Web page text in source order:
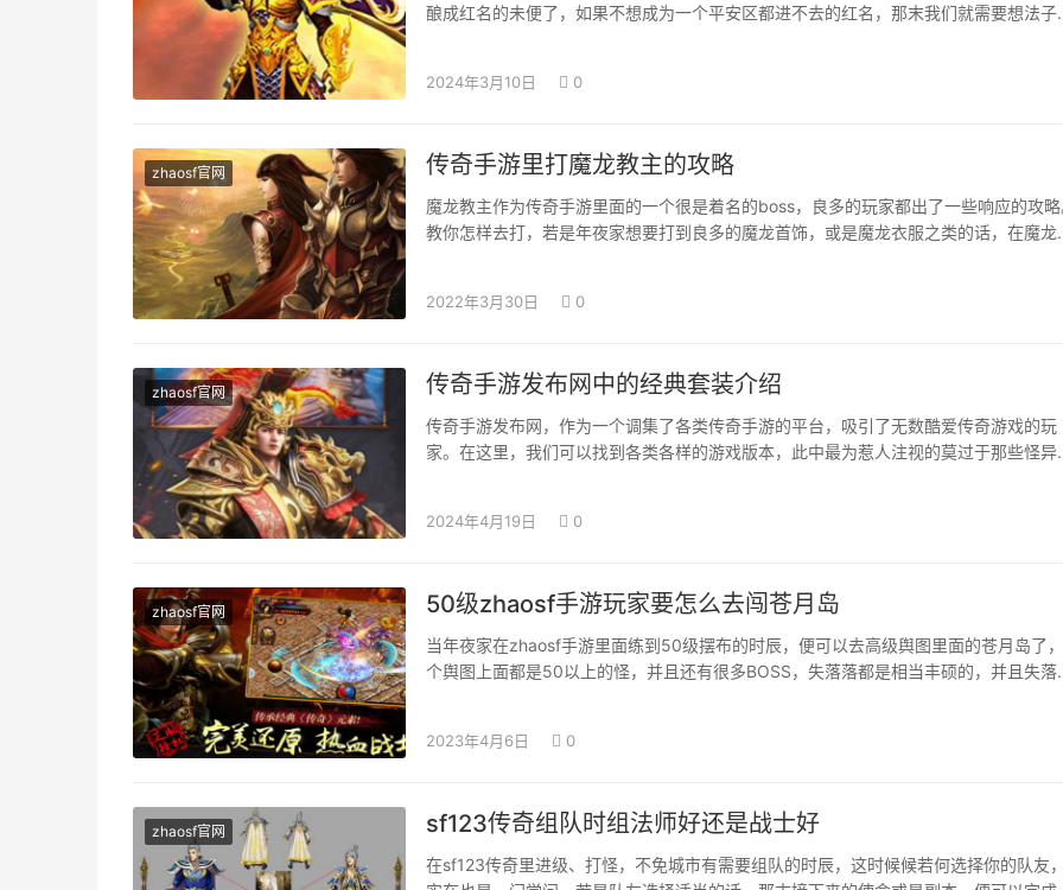
酿成红名的未便了，如果不想成为一个平安区都进不去的红名，那末我们就需要想法子
2024年3月10日 0
zhaosf官网 传奇手游里打魔龙教主的攻略
魔龙教主作为传奇手游里面的一个很是着名的boss，良多的玩家都出了一些响应的攻
教你怎样去打，若是年夜家想要打到良多的魔龙首饰，或是魔龙衣服之类的话，在魔龙
2022年3月30日 0
zhaosf官网 传奇手游发布网中的经典套装介绍
传奇手游发布网，作为一个调集了各类传奇手游的平台，吸引了无数酷爱传奇游戏的玩
家。在这里，我们可以找到各类各样的游戏版本，此中最为惹人注视的莫过于那些怪异
2024年4月19日 0
zhaosf官网 50级zhaosf手游玩家要怎么去闯苍月岛
当年夜家在zhaosf手游里面练到50级摆布的时辰，便可以去高级舆图里面的苍月岛了
个舆图上面都是50以上的怪，并且还有很多BOSS，失落落都是相当丰硕的，并且失落
2023年4月6日 0
zhaosf官网 sf123传奇组队时组法师好还是战士好
在sf123传奇里进级、打怪，不免城市有需要组队的时辰，这时候候若何选择你的队友